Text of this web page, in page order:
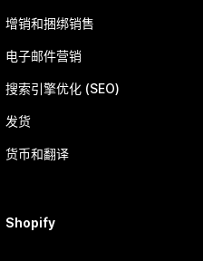
增销和捆绑销售
电子邮件营销
搜索引擎优化 (SEO)
发货
货币和翻译
Shopify